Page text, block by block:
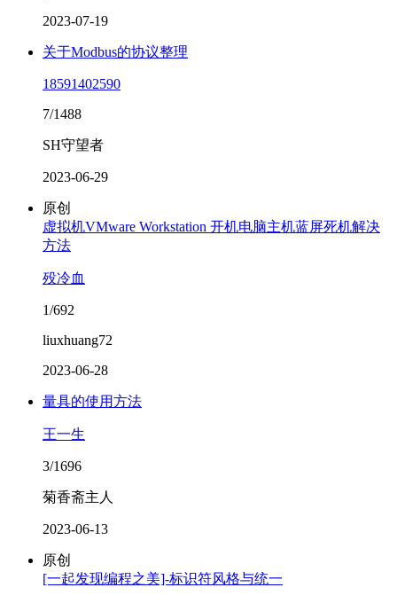
2023-07-19
关于Modbus的协议整理
18591402590
7/1488
SH守望者
2023-06-29
原创
虚拟机VMware Workstation 开机电脑主机蓝屏死机解决
方法
殁冷血
1/692
liuxhuang72
2023-06-28
量具的使用方法
王一生
3/1696
菊香斋主人
2023-06-13
原创
[一起发现编程之美]-标识符风格与统一